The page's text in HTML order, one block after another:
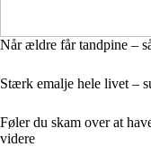
Når ældre får tandpine –
Stærk emalje hele livet –
Føler du skam over at
videre